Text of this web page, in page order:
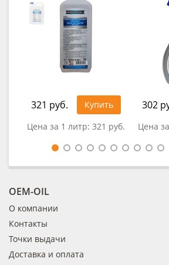
321 руб.
Купить
Цена за 1 литр: 321 руб.
302
Цена
OEM-OIL
О компании
Контакты
Точки выдачи
Доставка и оплата